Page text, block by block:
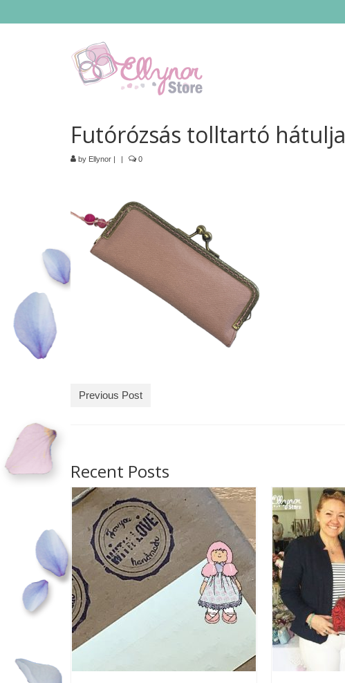
Futórózsás tolltartó hátulja
by Ellynor | | 0
Previous Post
Recent Posts